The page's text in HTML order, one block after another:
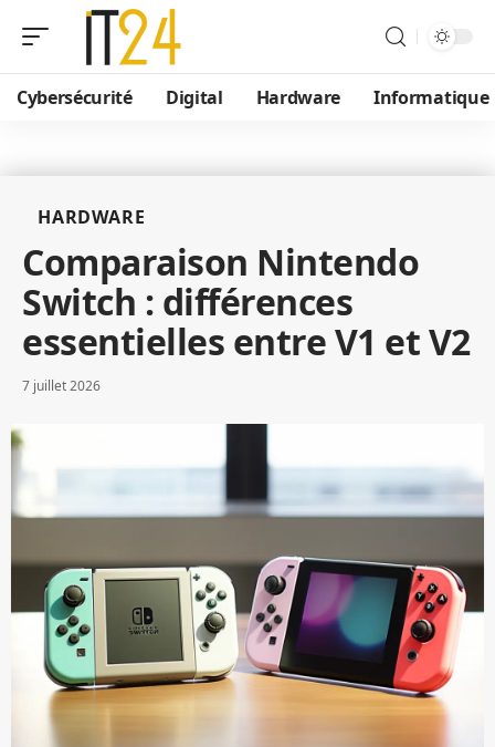
Cybersécurité Digital Hardware Informatique
HARDWARE
Comparaison Nintendo
Switch : différences
essentielles entre V1 et V2
7 juillet 2026